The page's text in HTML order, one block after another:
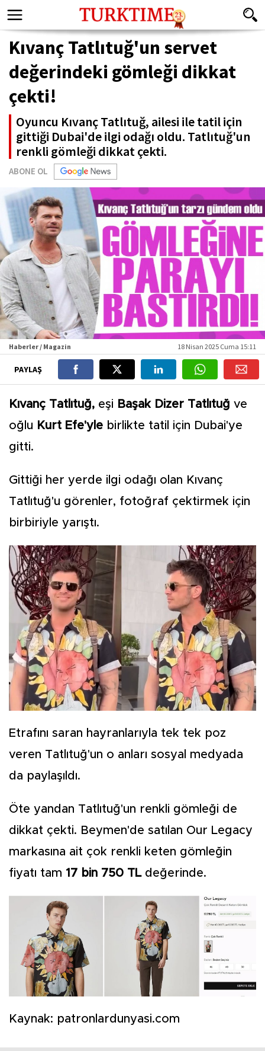
Kıvanç Tatlıtuğ'un servet
değerindeki gömleği dikkat
çekti!
Oyuncu Kıvanç Tatlıtuğ, ailesi ile tatil için
gittiği Dubai'de ilgi odağı oldu. Tatlıtuğ'un
renkli gömleği dikkat çekti.
ABONE OL
Haberler / Magazin 18 Nisan 2025 Cuma 15:11
PAYLAŞ
Kıvanç Tatlıtuğ, eşi Başak Dizer Tatlıtuğ ve
oğlu Kurt Efe'yle birlikte tatil için Dubai'ye
gitti.
Gittiği her yerde ilgi odağı olan Kıvanç
Tatlıtuğ'u görenler, fotoğraf çektirmek için
birbiriyle yarıştı.
Etrafını saran hayranlarıyla tek tek poz
veren Tatlıtuğ'un o anları sosyal medyada
da paylaşıldı.
Öte yandan Tatlıtuğ'un renkli gömleği de
dikkat çekti. Beymen'de satılan Our Legacy
markasına ait çok renkli keten gömleğin
fiyatı tam 17 bin 750 TL değerinde.
Kaynak: patronlardunyasi.com